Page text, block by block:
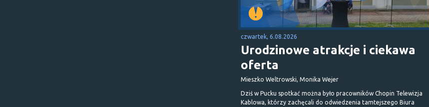
czwartek, 6.08.2026
Urodzinowe atrakcje i ciekawa
oferta
Mieszko Weltrowski, Monika Wejer
Dziś w Pucku spotkać można było pracowników Chopin Telewizja
Kablowa, którzy zachęcali do odwiedzenia tamtejszego Biura